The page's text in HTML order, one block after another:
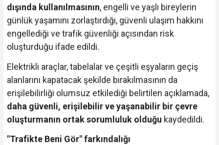
dışında kullanılmasının, engelli ve yaşlı bireylerin
günlük yaşamını zorlaştırdığı, güvenli ulaşım hakkını
engellediği ve trafik güvenliği açısından risk
oluşturduğu ifade edildi.
Elektrikli araçlar, tabelalar ve çeşitli eşyaların geçiş
alanlarını kapatacak şekilde bırakılmasının da
erişilebilirliği olumsuz etkilediği belirtilen açıklamada,
daha güvenli, erişilebilir ve yaşanabilir bir çevre
oluşturmanın ortak sorumluluk olduğu kaydedildi.
"Trafikte Beni Gör" farkındalığı